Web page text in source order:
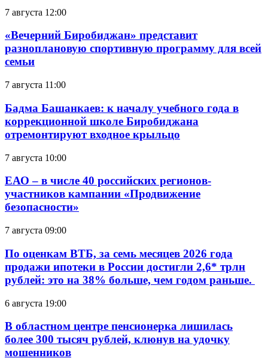
7 августа 12:00
«Вечерний Биробиджан» представит
разноплановую спортивную программу для всей
семьи
7 августа 11:00
Бадма Башанкаев: к началу учебного года в
коррекционной школе Биробиджана
отремонтируют входное крыльцо
7 августа 10:00
ЕАО – в числе 40 российских регионов-
участников кампании «Продвижение
безопасности»
7 августа 09:00
По оценкам ВТБ, за семь месяцев 2026 года
продажи ипотеки в России достигли 2,6* трлн
рублей: это на 38% больше, чем годом раньше.
6 августа 19:00
В областном центре пенсионерка лишилась
более 300 тысяч рублей, клюнув на удочку
мошенников